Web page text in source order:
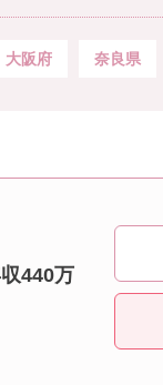
大阪府 奈良県
440万